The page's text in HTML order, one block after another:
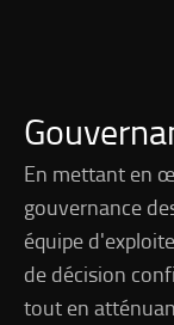
En mettant en
gouvernance
équipe
de décision
tout en